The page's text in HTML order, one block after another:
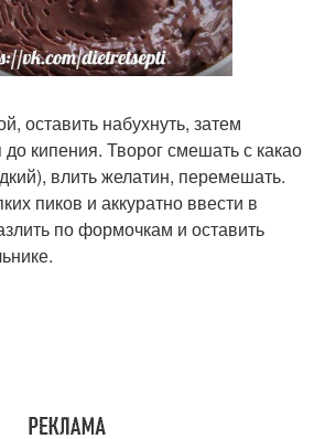
оставить набухнуть, затем
кипения. Творог смешать с какао
влить желатин, перемешать.
пиков и аккуратно ввести в
по формочкам и оставить